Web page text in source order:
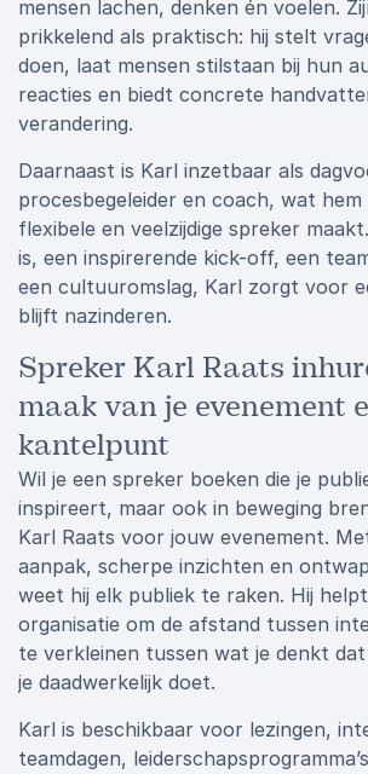
mensen lachen, denken én voelen.
prikkelend als praktisch: hij stelt
doen, laat mensen stilstaan bij hun
reacties en biedt concrete
verandering.
Daarnaast is Karl inzetbaar als
procesbegeleider en coach, wat
flexibele en veelzijdige spreker
is, een inspirerende kick-off, een
een cultuuromslag, Karl zorgt voor
blijft nazinderen.
Spreker Karl Raats
maak van je evenement
kantelpunt
Wil je een spreker boeken die je
inspireert, maar ook in beweging
Karl Raats voor jouw evenement.
aanpak, scherpe inzichten en
weet hij elk publiek te raken. Hij
organisatie om de afstand tussen
te verkleinen tussen wat je denkt
je daadwerkelijk doet.
Karl is beschikbaar voor lezingen,
teamdagen,